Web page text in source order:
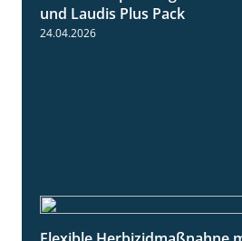
und Laudis Plus Pack
24.04.2026